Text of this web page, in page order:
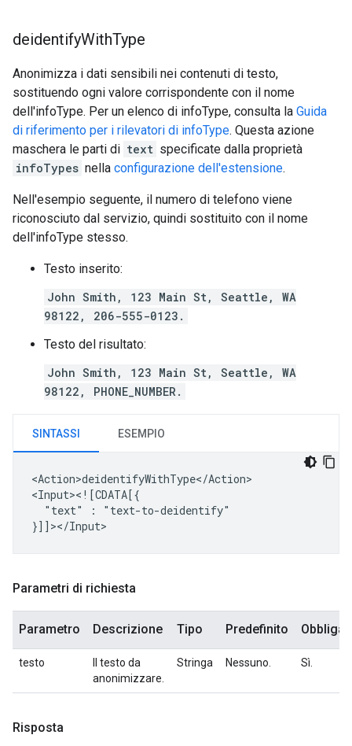
deidentifyWithType
Anonimizza i dati sensibili nei contenuti di testo,
sostituendo ogni valore corrispondente con il nome
dell'infoType. Per un elenco di infoType, consulta la Guida
di riferimento per i rilevatori di infoType. Questa azione
maschera le parti di text specificate dalla proprietà
infoTypes nella configurazione dell'estensione.
Nell'esempio seguente, il numero di telefono viene
riconosciuto dal servizio, quindi sostituito con il nome
dell'infoType stesso.
Testo inserito:
John Smith, 123 Main St, Seattle, WA
98122, 206-555-0123.
Testo del risultato:
John Smith, 123 Main St, Seattle, WA
98122, PHONE_NUMBER.
SINTASSI ESEMPIO
<Action>deidentifyWithType</Action>
"text"
:
"text-to-deidentify"
Parametri di richiesta
Parametro Descrizione Tipo Predefinito
testo
Il testo da
anonimizzare.
Stringa Nessuno. Sì.
Risposta